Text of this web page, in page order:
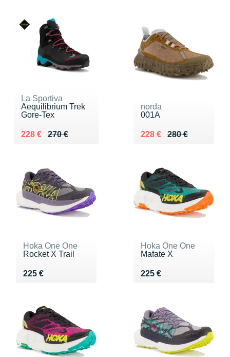
La Sportiva
Aequilibrium Trek
Gore-Tex
270 €
Au lieu de 270 €
228 €
Vendu 228 €
norda
001A
280 €
Au lieu de 280 €
228 €
Vendu 228 €
Hoka One One
Rocket X Trail
225 €
Vendu 225 €
Hoka One One
Mafate X
225 €
Vendu 225 €